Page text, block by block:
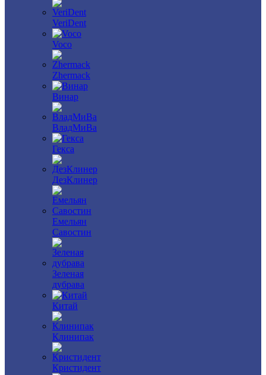
VeriDent
Voco
Zhermack
Винар
ВладМиВа
Гекса
ДезКлинер
Емельян
Савостин
Зеленая
дубрава
Китай
Клинипак
Кристидент